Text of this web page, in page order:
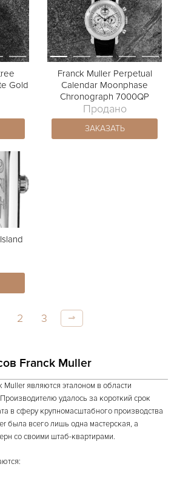
Gold
Franck Muller Perpetual
Calendar Moonphase
Chronograph 7000QP
Продано
ЗАКАЗАТЬ
2 3
Franck Muller
являются эталоном в области
удалось за короткий срок
в сферу крупномасштабного производства
была всего лишь одна мастерская, а
со своими штаб-квартирами.